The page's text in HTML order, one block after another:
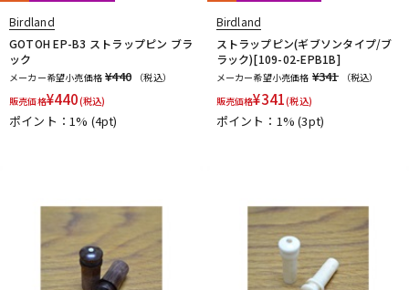
Birdland
GOTOH EP-B3 ストラップピン ブラ
ック
メーカー希望小売価格 ¥440
（税込）
販売価格¥440(税込)
ポイント：1% (4pt)
Birdland
ストラップピン(ギブソンタイプ/ブ
ラック)[109-02-EPB1B]
メーカー希望小売価格 ¥341
（税込）
販売価格¥341(税込)
ポイント：1%(3pt)